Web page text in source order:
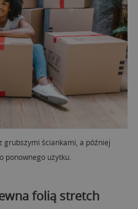
grubszymi ściankami, a później
ponownego użytku.
folią stretch